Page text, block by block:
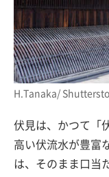
H.Tanaka/
伏見は、かつて「
高い伏流水が豊富
は、そのまま口当